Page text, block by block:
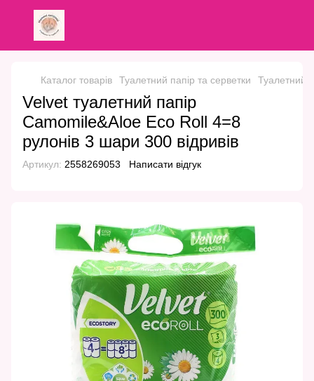
Каталог товарів Туалетний папір та серветки Туалетний
Velvet туалетний папір
Camomile&Aloe Eco Roll 4=8
рулонів 3 шари 300 відривів
Артикул: 2558269053 Написати відгук